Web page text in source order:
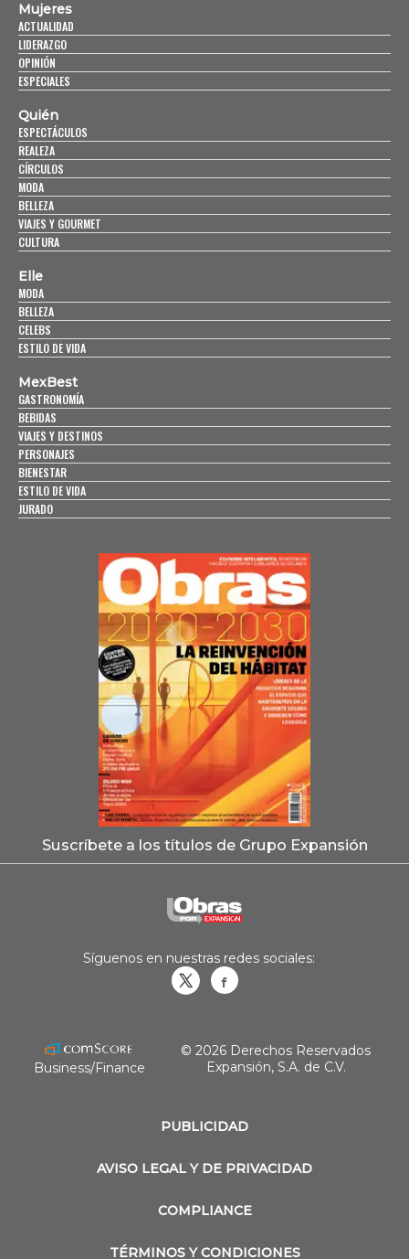
Mujeres
ACTUALIDAD
LIDERAZGO
OPINIÓN
ESPECIALES
Quién
ESPECTÁCULOS
REALEZA
CÍRCULOS
MODA
BELLEZA
VIAJES Y GOURMET
CULTURA
Elle
MODA
BELLEZA
CELEBS
ESTILO DE VIDA
MexBest
GASTRONOMÍA
BEBIDAS
VIAJES Y DESTINOS
PERSONAJES
BIENESTAR
ESTILO DE VIDA
JURADO
Suscríbete a los títulos de Grupo Expansión
PUBLICIDAD
AVISO LEGAL Y DE PRIVACIDAD
COMPLIANCE
TÉRMINOS Y CONDICIONES
Síguenos en nuestras redes sociales:
Business/Finance
© 2026 Derechos Reservados
Expansión, S.A. de C.V.